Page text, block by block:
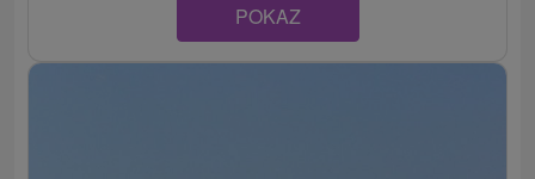
POKAZ